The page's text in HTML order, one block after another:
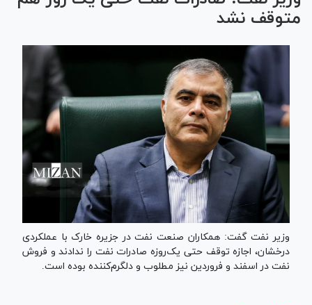
متوقف نشد
وزیر نفت گفت: همکاران صنعت نفت در جزیره خارک با عملکردی
درخشان، اجازه توقف حتی یک‌روزه صادرات نفت را ندادند و فروش
نفت در اسفند و فروردین نیز مطلوب و دلگرم‌کننده بوده است.